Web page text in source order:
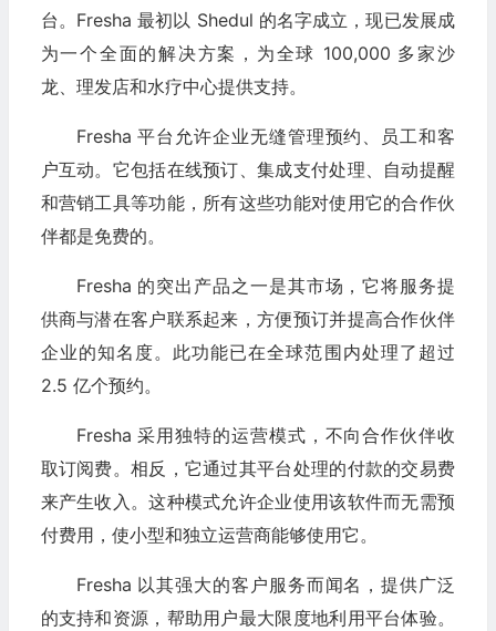
台。Fresha 最初以 Shedul 的名字成立，现已发展成
为一个全面的解决方案，为全球 100,000 多家沙
龙、理发店和水疗中心提供支持。
Fresha 平台允许企业无缝管理预约、员工和客
户互动。它包括在线预订、集成支付处理、自动提醒
和营销工具等功能，所有这些功能对使用它的合作伙
伴都是免费的。
Fresha 的突出产品之一是其市场，它将服务提
供商与潜在客户联系起来，方便预订并提高合作伙伴
企业的知名度。此功能已在全球范围内处理了超过
2.5 亿个预约。
Fresha 采用独特的运营模式，不向合作伙伴收
取订阅费。相反，它通过其平台处理的付款的交易费
来产生收入。这种模式允许企业使用该软件而无需预
付费用，使小型和独立运营商能够使用它。
Fresha 以其强大的客户服务而闻名，提供广泛
的支持和资源，帮助用户最大限度地利用平台体验。